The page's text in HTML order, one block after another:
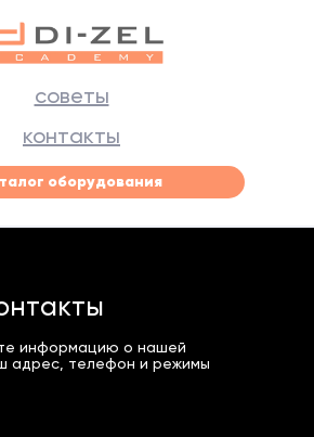
контакты
оборудования
советы
информацию о нашей
адрес, телефон и режимы